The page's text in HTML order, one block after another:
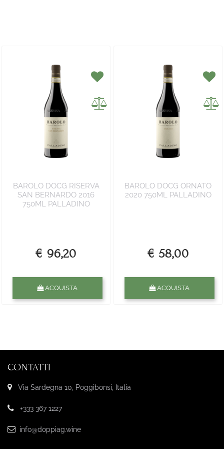
BAROLO DOCG RISERVA
SAN BERNARDO 2016
750ML PALLADINO
€ 96,20
ACQUISTA
BAROLO DOCG ORNATO
2020 750ML PALLADINO
€ 58,00
ACQUISTA
CONTATTI
Via Sardegna 10, Poggibonsi, Italia
+333 367 1227
info@doppiag.wine